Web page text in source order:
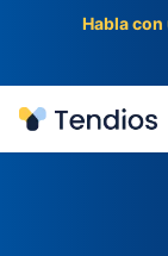
Habla
Tendios